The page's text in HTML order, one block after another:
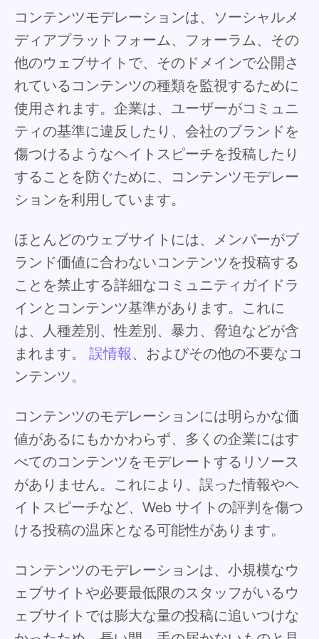
コンテンツモデレーションは、ソーシャルメ
ディアプラットフォーム、フォーラム、その
他のウェブサイトで、そのドメインで公開さ
れているコンテンツの種類を監視するために
使用されます。企業は、ユーザーがコミュニ
ティの基準に違反したり、会社のブランドを
傷つけるようなヘイトスピーチを投稿したり
することを防ぐために、コンテンツモデレー
ションを利用しています。
ほとんどのウェブサイトには、メンバーがブ
ランド価値に合わないコンテンツを投稿する
ことを禁止する詳細なコミュニティガイドラ
インとコンテンツ基準があります。これに
は、人種差別、性差別、暴力、脅迫などが含
まれます。 誤情報、およびその他の不要なコ
ンテンツ。
コンテンツのモデレーションには明らかな価
値があるにもかかわらず、多くの企業にはす
べてのコンテンツをモデレートするリソース
がありません。これにより、誤った情報やヘ
イトスピーチなど、Web サイトの評判を傷つ
ける投稿の温床となる可能性があります。
コンテンツのモデレーションは、小規模なウ
ェブサイトや必要最低限のスタッフがいるウ
ェブサイトでは膨大な量の投稿に追いつけな